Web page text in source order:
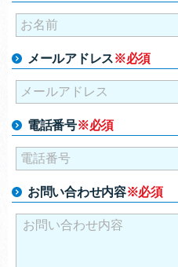
メールアドレス※必須
電話番号※必須
お問い合わせ内容※必須